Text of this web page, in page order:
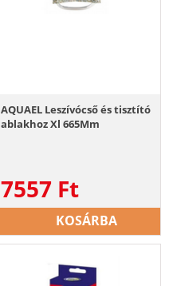
AQUAEL Leszívócső és tisztító
ablakhoz Xl 665Mm
7557 Ft
KOSÁRBA